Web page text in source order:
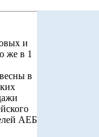
и
же в 1
в
АЕБ